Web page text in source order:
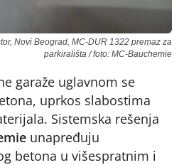
Novi Beograd, MC-DUR 1322 premaz za
parkirališta / foto: MC-Bauchemie
garaže uglavnom se
uprkos slabostima
Sistemska rešenja
unapređuju
betona u višespratnim i